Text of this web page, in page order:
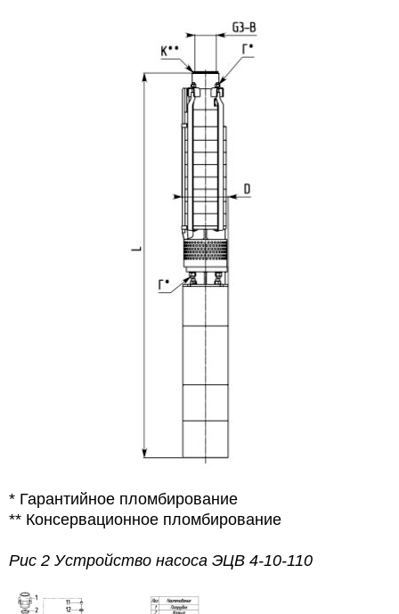
* Гарантийное пломбирование
** Консервационное пломбирование
Рис 2 Устройство насоса ЭЦВ 4-10-110